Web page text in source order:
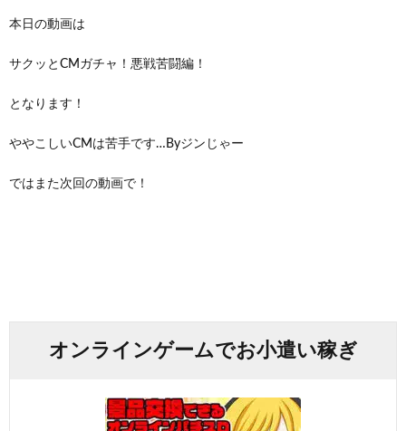
本日の動画は
サクッとCMガチャ！悪戦苦闘編！
となります！
ややこしいCMは苦手です…Byジンじゃー
ではまた次回の動画で！
オンラインゲームでお小遣い稼ぎ